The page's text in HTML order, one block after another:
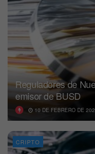
Reguladores de
emisor de BUSD
10 DE FEBRERO DE
CRIPTO